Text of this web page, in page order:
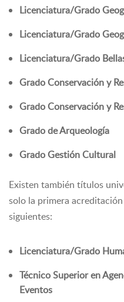
Licenciatura/Grado
Licenciatura/Grado
Licenciatura/Grado
Grado Conservación y
Grado Conservación y
Grado de Arqueología
Grado Gestión Cultural
Existen también títulos
solo la primera
siguientes:
Licenciatura/Grado
Técnico Superior en
Eventos